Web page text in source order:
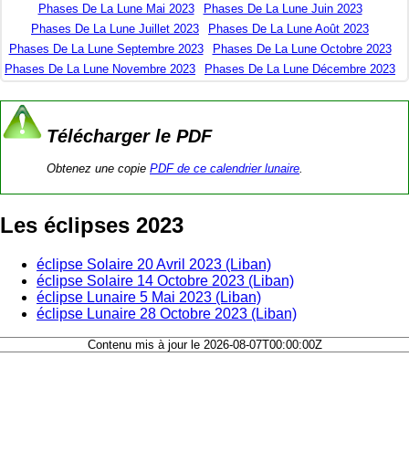
Phases De La Lune Mai 2023
Phases De La Lune Juin 2023
Phases De La Lune Juillet 2023
Phases De La Lune Août 2023
Phases De La Lune Septembre 2023
Phases De La Lune Octobre 2023
Phases De La Lune Novembre 2023
Phases De La Lune Décembre 2023
Télécharger le PDF
Obtenez une copie PDF de ce calendrier lunaire.
Les éclipses 2023
éclipse Solaire 20 Avril 2023 (Liban)
éclipse Solaire 14 Octobre 2023 (Liban)
éclipse Lunaire 5 Mai 2023 (Liban)
éclipse Lunaire 28 Octobre 2023 (Liban)
Contenu mis à jour le 2026-08-07T00:00:00Z